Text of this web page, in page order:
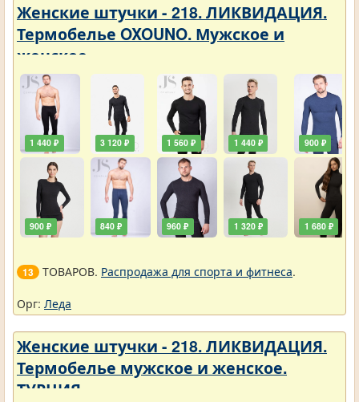
Женские штучки - 218. ЛИКВИДАЦИЯ.
Термобелье OXOUNO. Мужское и
женское
1 440 ₽
900 ₽
3 120 ₽
840 ₽
1 560 ₽
960 ₽
1 440 ₽
1 320 ₽
900 ₽
1 680 ₽
13 ТОВАРОВ. Распродажа для спорта и фитнеса.
Орг: Леда
Женские штучки - 218. ЛИКВИДАЦИЯ.
Термобелье мужское и женское.
ТУРЦИЯ